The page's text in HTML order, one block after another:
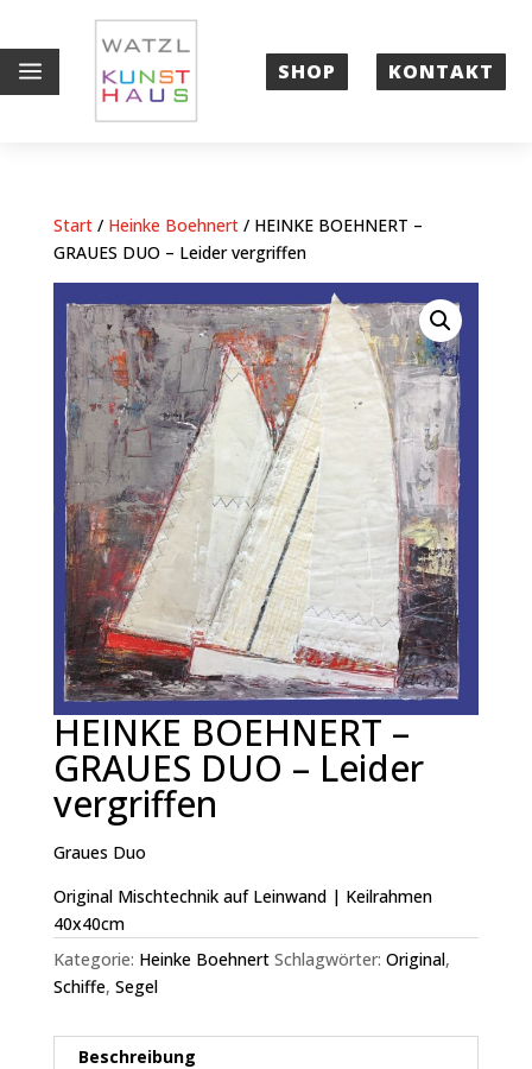
a SHOP KONTAKT
Start/ Heinke Boehnert/ HEINKE BOEHNERT –
GRAUES DUO – Leider vergriffen
HEINKE BOEHNERT –
GRAUES DUO – Leider
vergriffen
Graues Duo
Original Mischtechnik auf Leinwand | Keilrahmen
40x40cm
Kategorie: Heinke Boehnert Schlagwörter: Original,
Schiffe, Segel
Beschreibung